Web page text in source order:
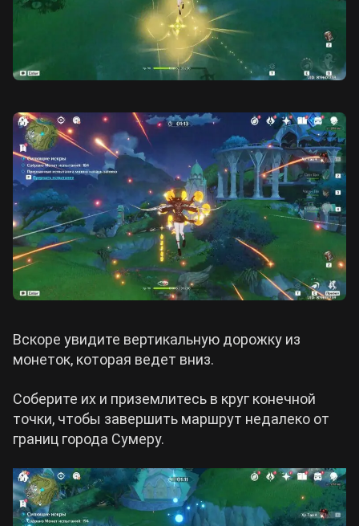
Вскоре увидите вертикальную дорожку из
монеток, которая ведет вниз.
Соберите их и приземлитесь в круг конечной
точки, чтобы завершить маршрут недалеко от
границ города Сумеру.